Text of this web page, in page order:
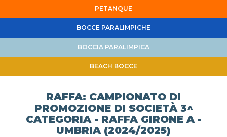
PETANQUE
BOCCE PARALIMPICHE
BOCCIA PARALIMPICA
BEACH BOCCE
RAFFA: CAMPIONATO DI
PROMOZIONE DI SOCIETÀ 3^
CATEGORIA - RAFFA GIRONE A -
UMBRIA (2024/2025)